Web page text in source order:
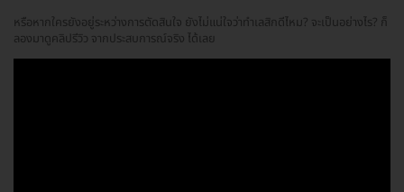
หรือหากใครยังอยู่ระหว่างการตัดสินใจ ยังไม่แน่ใจว่าทำเลสิกดีไหม? จะเป็นอย่างไร? ก็
ลองมาดูคลิปรีวิว จากประสบการณ์จริง ได้เลย